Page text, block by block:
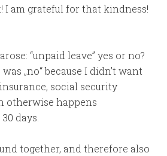
I am grateful for that kindness!
“unpaid leave” yes or no?
„no“ because I didn’t want
social security
otherwise happens
days.
together, and therefore also